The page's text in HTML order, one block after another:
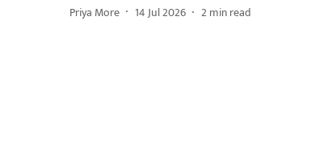
Priya More 14 Jul 2026 2min read